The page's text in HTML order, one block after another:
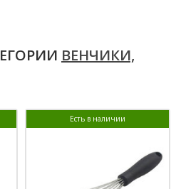
ВЕНЧИКИ,
Есть в наличии